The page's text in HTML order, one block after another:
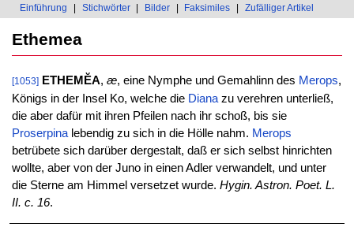
Einführung Stichwörter Bilder Faksimiles Zufälliger Artikel
Ethemea
[1053] ETHEMĔA, æ, eine Nymphe und Gemahlinn des Merops,
Königs in der Insel Ko, welche die Dianazu verehren unterließ,
die aber dafür mit ihren Pfeilen nach ihr schoß, bis sie
Proserpinalebendig zu sich in die Hölle nahm. Merops
betrübete sich darüber dergestalt, daß er sich selbst hinrichten
wollte, aber von der Juno in einen Adler verwandelt, und unter
die Sterne am Himmel versetzet wurde. Hygin. Astron. Poet. L.
II. c. 16.